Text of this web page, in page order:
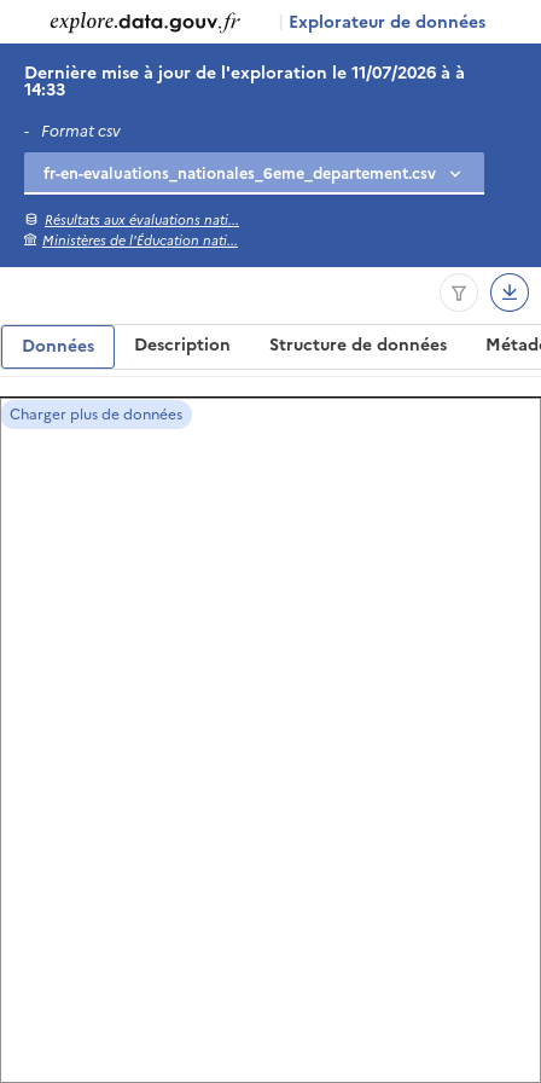
| Explorateur de données
Dernière mise à jour de l'exploration le 11/07/2026 à à
14:33
- Format csv
Résultats aux évaluations nati...
Ministères de l'Éducation nati...
Données Description Structure de données
Charger plus de données